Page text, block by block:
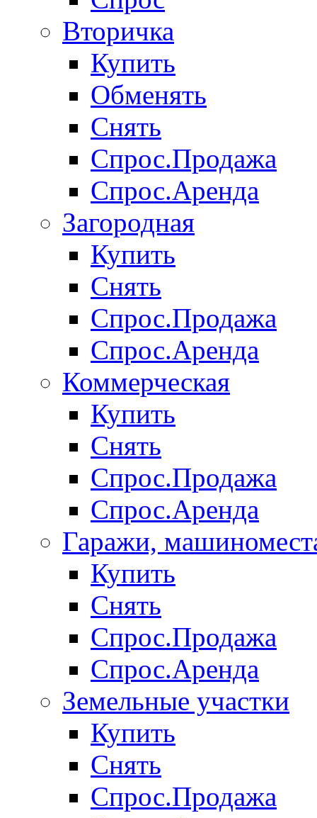
Вторичка
Купить
Обменять
Снять
Спрос.Продажа
Спрос.Аренда
Загородная
Купить
Снять
Спрос.Продажа
Спрос.Аренда
Коммерческая
Купить
Снять
Спрос.Продажа
Спрос.Аренда
Гаражи,
Купить
Снять
Спрос.Продажа
Спрос.Аренда
Земельные участки
Купить
Снять
Спрос.Продажа